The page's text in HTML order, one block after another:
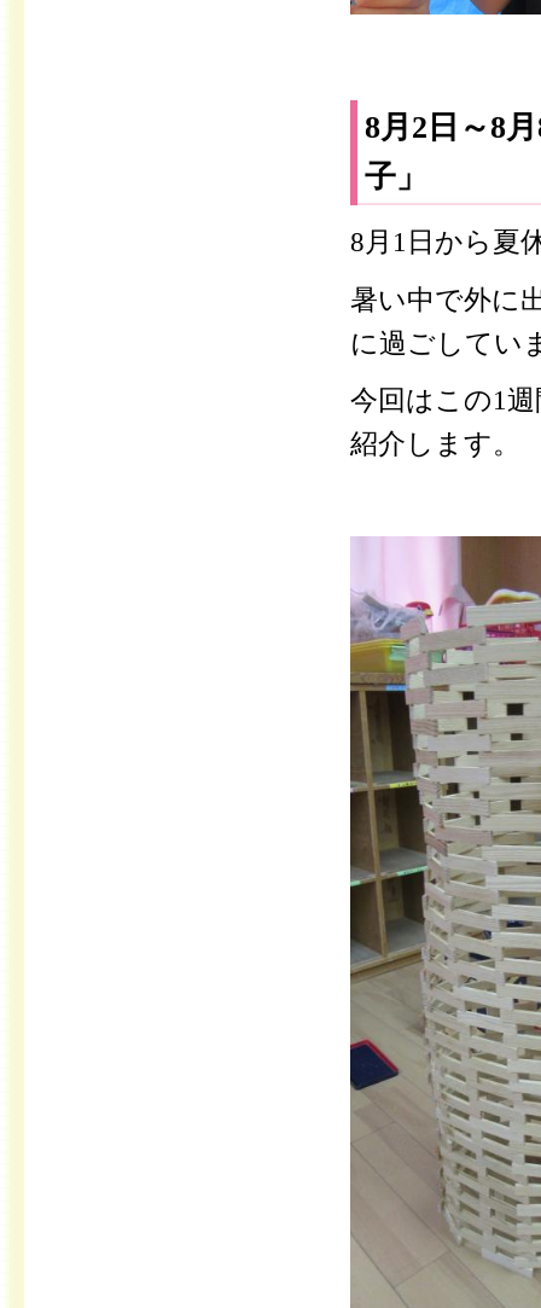
8月2日～8
子」
8月1日から夏
暑い中で外に
に過ごしてい
今回はこの1
紹介します。